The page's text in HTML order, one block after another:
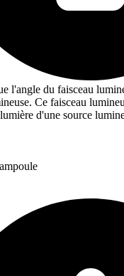
l'angle du faisceau
Ce faisceau
d'une source